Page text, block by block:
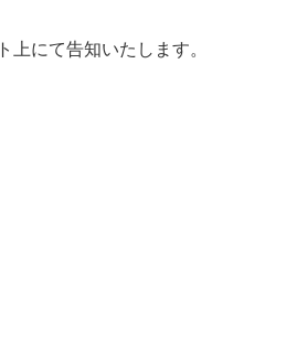
にて告知いたします。